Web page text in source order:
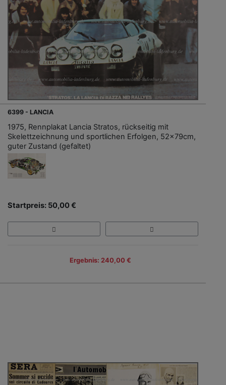
6399 - LANCIA
1975, Rennplakat Lancia Stratos, rückseitig mit
Skelettzeichnung und sportlichen Erfolgen, 52x79cm,
guter Zustand (gefaltet)
Startpreis: 50,00 €
Ergebnis: 240,00 €